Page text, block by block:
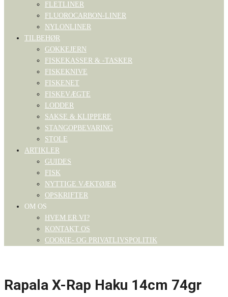
FLETLINER
FLUOROCARBON-LINER
NYLONLINER
TILBEHØR
GOKKEJERN
FISKEKASSER & -TASKER
FISKEKNIVE
FISKENET
FISKEVÆGTE
LODDER
SAKSE & KLIPPERE
STANGOPBEVARING
STOLE
ARTIKLER
GUIDES
FISK
NYTTIGE VÆKTØJER
OPSKRIFTER
OM OS
HVEM ER VI?
KONTAKT OS
COOKIE- OG PRIVATLIVSPOLITIK
Rapala X-Rap Haku 14cm 74gr